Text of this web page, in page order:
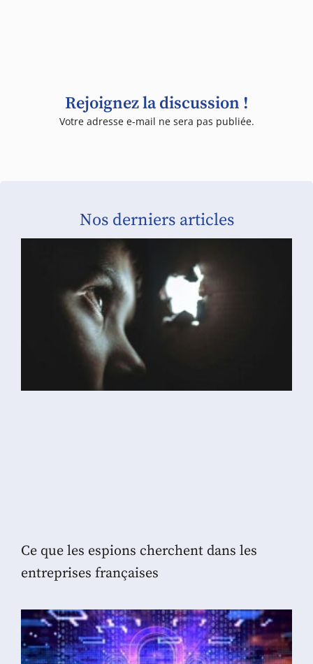
Rejoignez la discussion !
Votre adresse e-mail ne sera pas publiée.
Nos derniers articles
Ce que les espions cherchent dans les
entreprises françaises